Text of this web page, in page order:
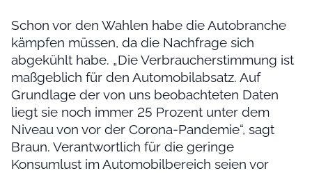
Schon vor den Wahlen habe die Autobranche
kämpfen müssen, da die Nachfrage sich
abgekühlt habe. „Die Verbraucherstimmung ist
maßgeblich für den Automobilabsatz. Auf
Grundlage der von uns beobachteten Daten
liegt sie noch immer 25 Prozent unter dem
Niveau von vor der Corona-Pandemie“, sagt
Braun. Verantwortlich für die geringe
Konsumlust im Automobilbereich seien vor